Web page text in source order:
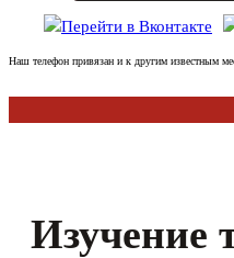
Наш телефон привязан и к другим известным
Изучение